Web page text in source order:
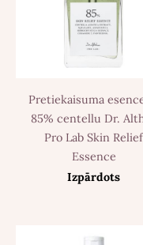
Pretiekaisuma
85% centellu Dr.
Pro Lab Skin Relief
Essence
Izpārdots